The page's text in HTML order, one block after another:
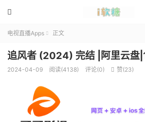

电视直播Apps  正文
追风者 (2024) 完结 |阿里云盘
2024-04-09 阅读(4138) 评论(0)  赞(23)